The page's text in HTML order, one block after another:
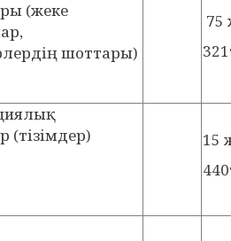
(жеке
шоттары)
(тізімдер)
15